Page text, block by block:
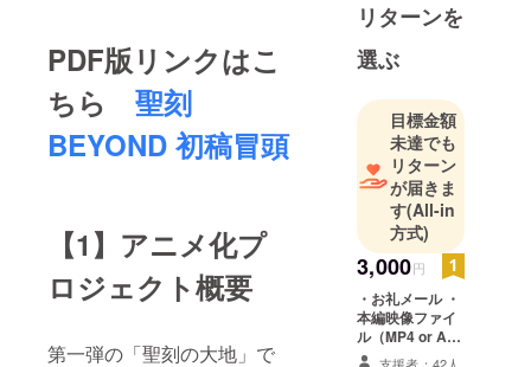
PDF版リンクはこ
ちら
聖刻
BEYOND 初稿冒頭
【1】アニメ化プ
ロジェクト概要
第一弾の「聖刻の大地」で
活動をした
い!」という
夢を実現す
るために集
まった、創
作集団 伸
童舎でオリ
ジナル作品
「聖刻(ワー
ス)」シリー
ズを製作、
プロデュー
スしている
プロジェク
リターンを
選ぶ
目標金額
未達でも
リターン
が届きま
す(All-in
方式)
3,000円
・お礼メール ・
本編映像ファイ
ル（MP4 or AVI
予定）